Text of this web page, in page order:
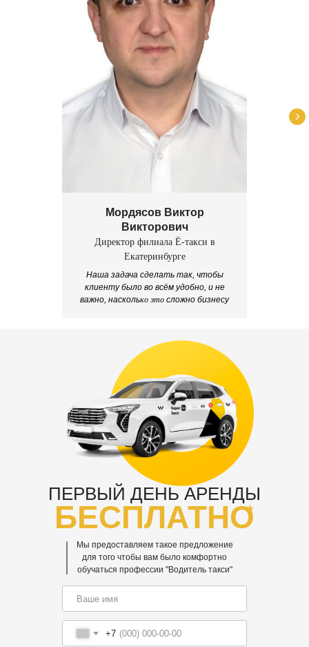
Мордясов Виктор
Викторович
Директор филиала Ё-такси в
Екатеринбурге
Наша задача сделать так, чтобы
клиенту было во всём удобно, и не
важно, насколько это сложно бизнесу
ПЕРВЫЙ ДЕНЬ АРЕНДЫ
БЕСПЛАТНО
Мы предоставляем такое предложение
для того чтобы вам было комфортно
обучаться профессии "Водитель такси"
+7
*